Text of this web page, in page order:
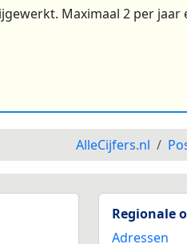
Maximaal 2 per jaar
AlleCijfers.nl
Regionale
Adressen